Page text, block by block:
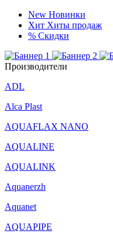
New Новинки
Хит Хиты продаж
% Скидки
Производители
ADL
Alca Plast
AQUAFLAX NANO
AQUALINE
AQUALINK
Aquanerzh
Aquanet
AQUAPIPE